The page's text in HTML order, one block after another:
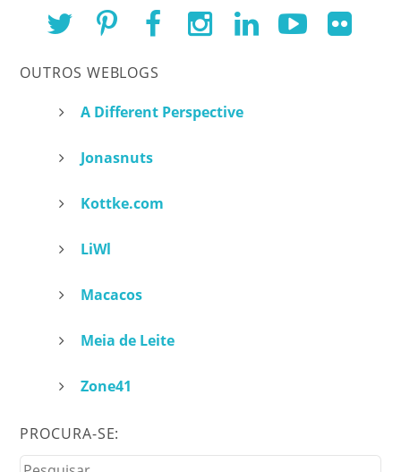
OUTROS WEBLOGS
A Different Perspective
Jonasnuts
Kottke.com
LiWl
Macacos
Meia de Leite
Zone41
PROCURA-SE:
Pesquisar